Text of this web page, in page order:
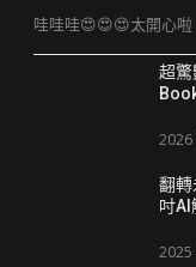
哇哇哇😍😍😍太開心啦
超驚
2026
翻轉
吋AI
2025